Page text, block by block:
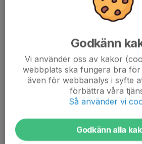
Den 26/9 är det dags för årets " ALLA
kommer Thomas Ravelli på besök och
Godkänn
Vi använder oss av kakor
webbplats ska fungera bra för
även för webbanalys i syfte
förbättra våra
Så använder vi
Godkänn alla